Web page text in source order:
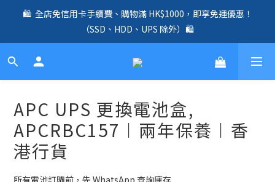
🛍️  全店免信用卡手續費、購物滿 HK$1000，即享免運優惠！
（SSD、HDD、UPS 除外）🛍️
🛍️  全店免信用卡手續費、購物滿 HK$1000，即享免運優惠！
（SSD、HDD、UPS 除外）🛍️
✨ 全店免信用卡手續費｜全線 UniFi Router、Switch、AP 產品兩
☎️ 全店免信用卡手續費｜提供客製化中、小、大型企業網絡、儲
存、監控、會議、智能化等方案，歡迎聯絡！☎️
🛍️  全店免信用卡手續費、購物滿 HK$1000，即享免運優惠！
APC UPS 更換電池盒,
APCRBC157︱兩年保養︱香
港行貨
所有電池訂購前，先 WhatsApp 查詢庫存